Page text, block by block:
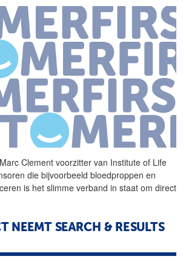
Marc Clement voorzitter van Institute of Life
die bijvoorbeeld bloedproppen en
is het slimme verband in staat om direct
NEEMT SEARCH & RESULTS